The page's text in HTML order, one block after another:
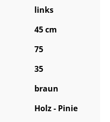
links
45 cm
75
35
braun
Holz - Pinie